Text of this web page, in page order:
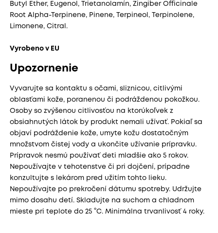
Butyl Ether, Eugenol, Trietanolamín, Zingiber Officinale
Root Alpha-Terpinene, Pinene, Terpineol, Terpinolene,
Limonene, Citral.
Vyrobeno v EU
Upozornenie
Vyvarujte sa kontaktu s očami, sliznicou, citlivými
oblasťami kože, poranenou či podráždenou pokožkou.
Osoby so zvýšenou citlivosťou na ktorúkoľvek z
obsiahnutých látok by produkt nemali užívať. Pokiaľ sa
objaví podráždenie kože, umyte kožu dostatočným
množstvom čistej vody a ukončite užívanie prípravku.
Prípravok nesmú používať deti mladšie ako 5 rokov.
Nepoužívajte v tehotenstve či pri dojčení, prípadne
konzultujte s lekárom pred užitím tohto lieku.
Nepoužívajte po prekročení dátumu spotreby. Udržujte
mimo dosahu detí. Skladujte na suchom a chladnom
mieste pri teplote do 25 °C. Minimálna trvanlivosť 4 roky.